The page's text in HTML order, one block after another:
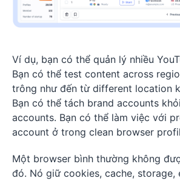
Ví dụ, bạn có thể quản lý nhiều
Bạn có thể test content across
trông như đến từ different location
Bạn có thể tách brand accounts
accounts. Bạn có thể làm việc với
account ở trong clean browser
Một browser bình thường không
đó. Nó giữ cookies, cache, storage,